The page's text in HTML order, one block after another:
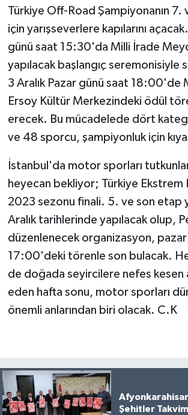
Türkiye Off-Road Şampiyonanın 7.
için yarışseverlere kapılarını
günü saat 15:30'da Milli İrade
yapılacak başlangıç seremonisiyle
3 Aralık Pazar günü saat 18:00'de
Ersoy Kültür Merkezindeki ödül
erecek. Bu mücadelede dört
ve 48 sporcu, şampiyonluk için
İstanbul'da motor sporları
heyecan bekliyor; Türkiye Ekstrem
2023 sezonu finali. 5. ve son etap
Aralık tarihlerinde yapılacak olup,
düzenlenecek organizasyon,
17:00'deki törenle son bulacak.
de doğada seyircilere nefes kesen
eden hafta sonu, motor sporları
önemli anlarından biri olacak. C.K
Şehitler